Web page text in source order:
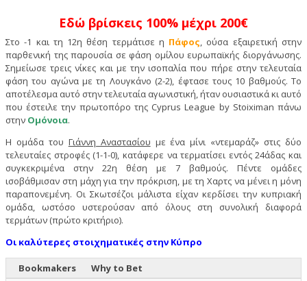
Εδώ βρίσκεις 100% μέχρι 200€
Στο -1 και τη 12η θέση τερμάτισε η Πάφος, ούσα εξαιρετική στην
παρθενική της παρουσία σε φάση ομίλου ευρωπαϊκής διοργάνωσης.
Σημείωσε τρεις νίκες και με την ισοπαλία που πήρε στην τελευταία
φάση του αγώνα με τη Λουγκάνο (2-2), έφτασε τους 10 βαθμούς. Το
αποτέλεσμα αυτό στην τελευταία αγωνιστική, ήταν ουσιαστικά κι αυτό
που έστειλε την πρωτοπόρο της Cyprus League by Stoiximan πάνω
στην Ομόνοια.
Η ομάδα του Γιάννη Αναστασίου με ένα μίνι «ντεμαράζ» στις δύο
τελευταίες στροφές (1-1-0), κατάφερε να τερματίσει εντός 24άδας και
συγκεκριμένα στην 22η θέση με 7 βαθμούς. Πέντε ομάδες
ισοβάθμισαν στη μάχη για την πρόκριση, με τη Χαρτς να μένει η μόνη
παραπονεμένη. Οι Σκωτσέζοι μάλιστα είχαν κερδίσει την κυπριακή
ομάδα, ωστόσο υστερούσαν από όλους στη συνολική διαφορά
τερμάτων (πρώτο κριτήριο).
Οι καλύτερες στοιχηματικές στην Κύπρο
Bookmakers
Why to Bet